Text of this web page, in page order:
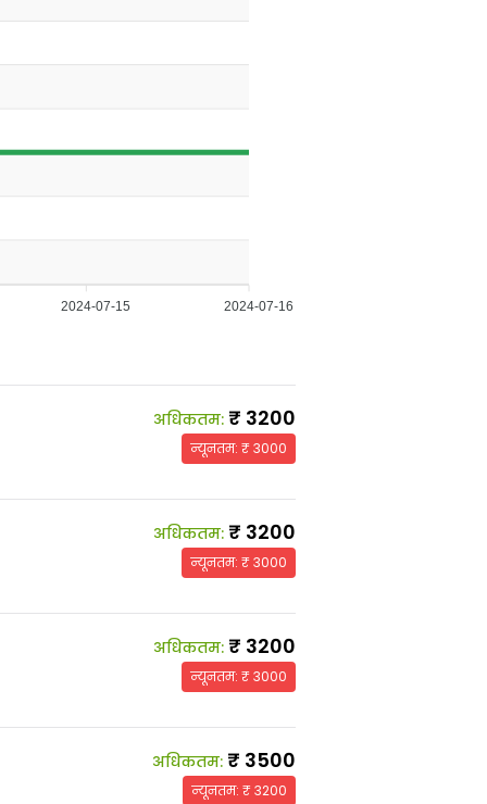
2024-07-15 2024-07-16
अधिकतम: ₹ 3200
न्यूनतम: ₹3000
अधिकतम: ₹ 3200
न्यूनतम: ₹3000
अधिकतम: ₹ 3200
न्यूनतम: ₹3000
अधिकतम: ₹ 3500
न्यूनतम: ₹3200